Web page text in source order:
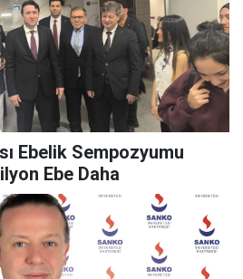
Ebelik Sempozyumu
Ebe Daha